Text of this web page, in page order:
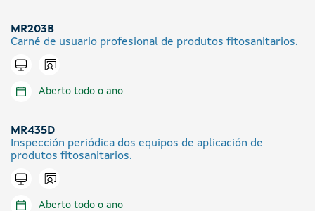
MR203B
Carné de usuario profesional de produtos fitosanitarios.
Tramitar en liña
Icono presencial
Aberto todo o ano
MR435D
Inspección periódica dos equipos de aplicación de
produtos fitosanitarios.
Tramitar en liña
Icono presencial
Aberto todo o ano